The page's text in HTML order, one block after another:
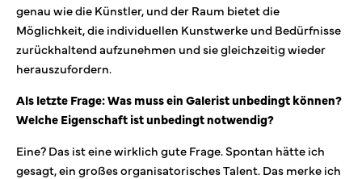
genau wie die Künstler, und der Raum bietet die
Möglichkeit, die individuellen Kunstwerke und Bedürfnisse
zurückhaltend aufzunehmen und sie gleichzeitig wieder
herauszufordern.
Als letzte Frage: Was muss ein Galerist unbedingt können?
Welche Eigenschaft ist unbedingt notwendig?
Eine? Das ist eine wirklich gute Frage. Spontan hätte ich
gesagt, ein großes organisatorisches Talent. Das merke ich